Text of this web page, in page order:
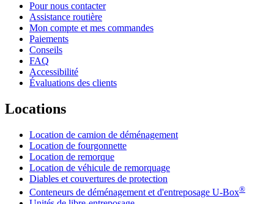
Pour nous contacter
Assistance routière
Mon compte et mes commandes
Paiements
Conseils
FAQ
Accessibilité
Évaluations des clients
Locations
Location de camion de déménagement
Location de fourgonnette
Location de remorque
Location de véhicule de remorquage
Diables et couvertures de protection
Conteneurs de déménagement et d'entreposage U-Box®